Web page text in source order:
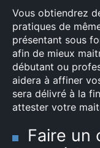
Vous obtiendrez
pratiques de
présentant sous
afin de mieux
débutant ou
aidera à affiner
sera délivré à la
attester votre
Faire un